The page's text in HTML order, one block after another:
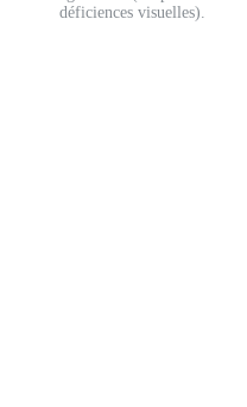
déficiences visuelles).